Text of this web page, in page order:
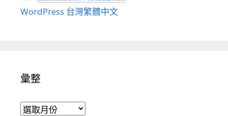
WordPress 台灣繁體中文
彙整
彙整